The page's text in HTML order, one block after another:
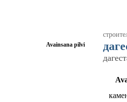
Avainsana pilvi